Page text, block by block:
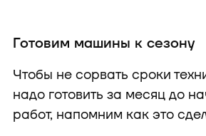
Готовим машины к сезону
Чтобы не сорвать сроки
надо готовить за месяц до
работ, напомним как это